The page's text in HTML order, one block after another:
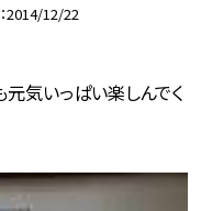
2014/12/22
気いっぱい楽しんでく